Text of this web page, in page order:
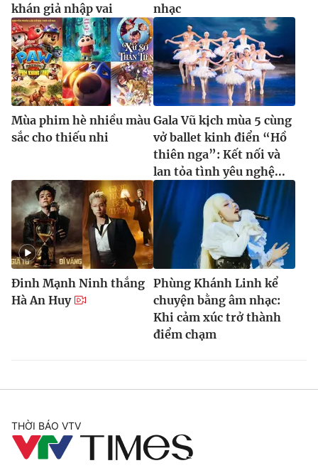
khán giả nhập vai
nhạc
Mùa phim hè nhiều màu
sắc cho thiếu nhi
Gala Vũ kịch mùa 5 cùng
vở ballet kinh điển “Hồ
thiên nga”: Kết nối và
lan tỏa tình yêu nghệ...
Đinh Mạnh Ninh thắng
Hà An Huy
Phùng Khánh Linh kể
chuyện bằng âm nhạc:
Khi cảm xúc trở thành
điểm chạm
THỜI BÁO VTV